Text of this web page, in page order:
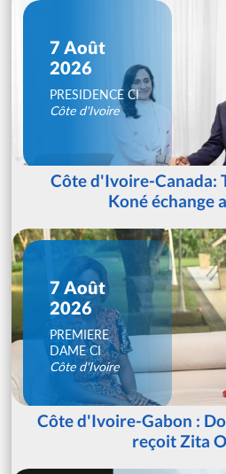
7 Août
2026
PRESIDENCE CI
Côte d'Ivoire
Côte d'Ivoire-Canada:
Koné échange
7 Août
2026
PREMIERE
DAME CI
Côte d'Ivoire
Côte d'Ivoire-Gabon :
reçoit Zita